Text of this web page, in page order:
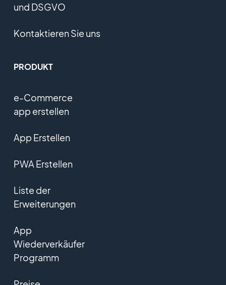
und DSGVO
Kontaktieren Sie uns
PRODUKT
e-Commerce
app erstellen
App Erstellen
PWA Erstellen
Liste der
Erweiterungen
App
Wiederverkäufer
Programm